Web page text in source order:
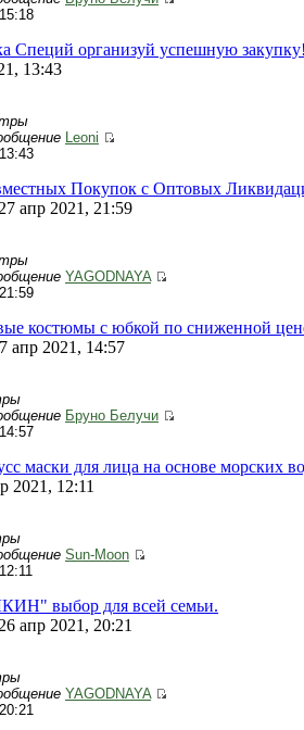
Специй организуй успешную закупку!
13:43
Leoni
Покупок с Оптовых
апр 2021, 21:59
YAGODNAYA
костюмы с юбкой по сниженной
апр 2021, 14:57
Бруно Белучи
маски для лица на основе морских
2021, 12:11
Sun-Moon
выбор для всей семьи.
апр 2021, 20:21
YAGODNAYA